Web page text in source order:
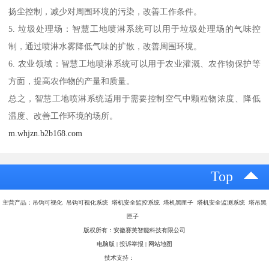
扬尘控制，减少对周围环境的污染，改善工作条件。
5. 垃圾处理场：智慧工地喷淋系统可以用于垃圾处理场的气味控
制，通过喷淋水雾降低气味的扩散，改善周围环境。
6. 农业领域：智慧工地喷淋系统可以用于农业灌溉、农作物保护等
方面，提高农作物的产量和质量。
总之，智慧工地喷淋系统适用于需要控制空气中颗粒物浓度、降低
温度、改善工作环境的场所。
m.whjzn.b2b168.com
Top
主营产品：吊钩可视化 吊钩可视化系统 塔机安全监控系统 塔机黑匣子 塔机安全监测系统 塔吊黑
匣子
版权所有：安徽赛芙智能科技有限公司
电脑版 | 投诉举报 | 网站地图
技术支持：